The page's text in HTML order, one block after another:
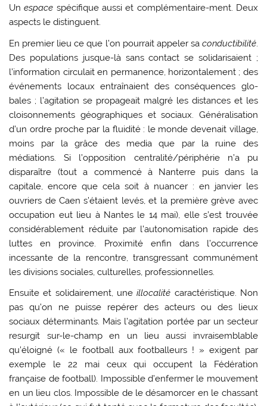
Unespace spécifique aussi et complémentaire-ment. Deux
aspects le distinguent.
En premier lieu ce que l’on pourrait appeler sa conductibilité.
Des populations jusque-là sans contact se solidarisaient ;
l’information circulait en permanence, horizontalement ; des
événe­ments locaux entraînaient des conséquences glo­
bales ; l’agitation se propageait malgré les distan­ces et les
cloisonnements géographiques et sociaux. Généralisation
d’un ordre proche par la fluidité : le monde devenait village,
moins par la grâce des media que par la ruine des
médiations. Si l’opposition centralité/périphérie n’a pu
dispa­raître (tout a commencé à Nanterre puis dans la
capitale, encore que cela soit à nuancer : en jan­vier les
ouvriers de Caen s’étaient levés, et la pre­mière grève avec
occupation eut lieu à Nantes le 14 mai), elle s’est trouvée
considérablement réduite par l’autonomisation rapide des
luttes en province. Proximité enfin dans l’occurrence
incessante de la rencontre, transgressant commu­nément
les divisions sociales, culturelles, profes­sionnelles.
Ensuite et solidairement, uneillocalité carac­téristique. Non
pas qu’on ne puisse repérer des acteurs ou des lieux
sociaux déterminants. Mais l’agitation portée par un secteur
resurgit sur-le-champ en un lieu aussi invraisemblable
qu’éloi­gné (« le football aux footballeurs ! » exigent par
exemple le 22 mai ceux qui occupent la Fédéra­tion
française de football). Impossible d’enfermer le mouvement
en un lieu clos. Impossible de le désamorcer en le chassant